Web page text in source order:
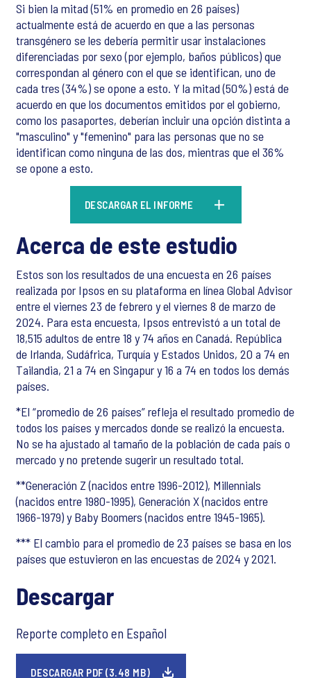
Si bien la mitad (51% en promedio en 26 países)
actualmente está de acuerdo en que a las personas
transgénero se les debería permitir usar instalaciones
diferenciadas por sexo (por ejemplo, baños públicos) que
correspondan al género con el que se identifican, uno de
cada tres (34%) se opone a esto. Y la mitad (50%) está de
acuerdo en que los documentos emitidos por el gobierno,
como los pasaportes, deberían incluir una opción distinta a
"masculino" y "femenino" para las personas que no se
identifican como ninguna de las dos, mientras que el 36%
se opone a esto.
DESCARGAR EL INFORME
Acerca de este estudio
Estos son los resultados de una encuesta en 26 países
realizada por Ipsos en su plataforma en línea Global Advisor
entre el viernes 23 de febrero y el viernes 8 de marzo de
2024. Para esta encuesta, Ipsos entrevistó a un total de
18,515 adultos de entre 18 y 74 años en Canadá. República
de Irlanda, Sudáfrica, Turquía y Estados Unidos, 20 a 74 en
Tailandia, 21 a 74 en Singapur y 16 a 74 en todos los demás
países.
*El “promedio de 26 países” refleja el resultado promedio de
todos los países y mercados donde se realizó la encuesta.
No se ha ajustado al tamaño de la población de cada país o
mercado y no pretende sugerir un resultado total.
**Generación Z (nacidos entre 1996-2012), Millennials
(nacidos entre 1980-1995), Generación X (nacidos entre
1966-1979) y Baby Boomers (nacidos entre 1945-1965).
*** El cambio para el promedio de 23 países se basa en los
países que estuvieron en las encuestas de 2024 y 2021.
Descargar
Reporte completo en Español
DESCARGAR PDF (3.48 MB)